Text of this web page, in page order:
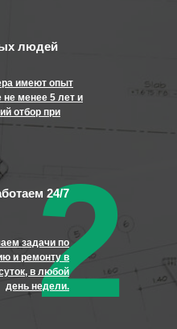
людей
имеют опыт
менее 5 лет и
отбор при
2
24/7
задачи по
и ремонту в
в любой
день недели.